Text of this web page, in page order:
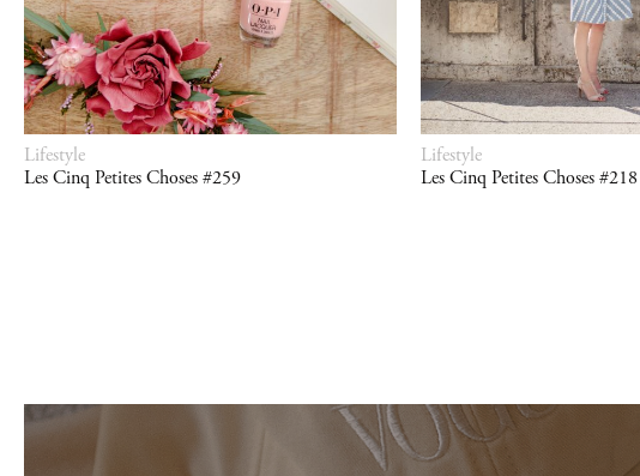
Lifestyle
Les Cinq Petites Choses #259
Lifestyle
Les Cinq Petites Choses #218